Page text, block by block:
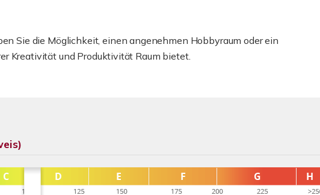
Sie die Möglichkeit, einen angenehmen Hobbyraum oder ein
Kreativität und Produktivität Raum bietet.